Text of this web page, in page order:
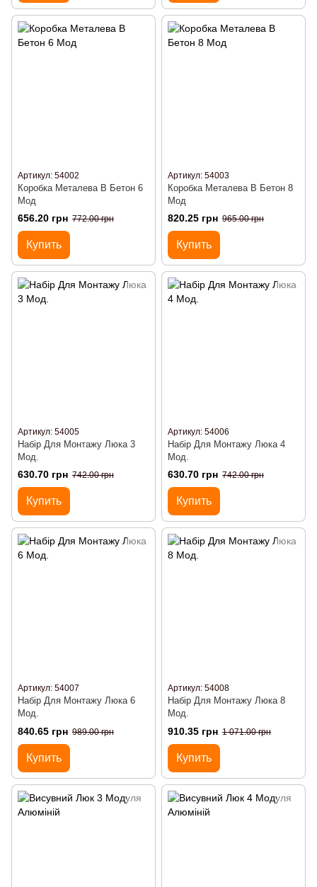
Артикул: 54002
Коробка Металева В Бетон 6
Мод
656.20 грн 772.00 грн
Купить
Артикул: 54003
Коробка Металева В Бетон 8
Мод
820.25 грн 965.00 грн
Купить
Артикул: 54005
Набір Для Монтажу Люка 3
Мод.
630.70 грн 742.00 грн
Купить
Артикул: 54006
Набір Для Монтажу Люка 4
Мод.
630.70 грн 742.00 грн
Купить
Артикул: 54007
Набір Для Монтажу Люка 6
Мод.
840.65 грн 989.00 грн
Купить
Артикул: 54008
Набір Для Монтажу Люка 8
Мод.
910.35 грн 1 071.00 грн
Купить